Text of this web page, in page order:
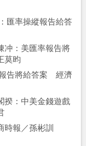
匯率操縱報告給答
：美匯率報告將
莫昀
告將給答案 經濟
：中美金錢遊戲
報／孫彬訓